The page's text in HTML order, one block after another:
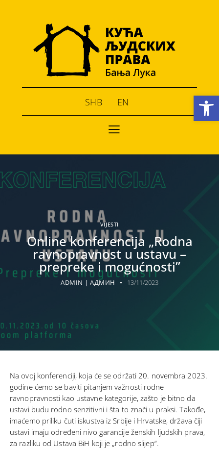
Open toolbar
SHB EN
VIJESTI
Online konferencija „Rodna
ravnopravnost u ustavu –
prepreke i mogućnosti”
ADMIN | АДМИН 13/11/2023
Na ovoj konferenciji, koja će se održati 20. novembra 2023.
godine ćemo se baviti pitanjem važnosti rodne
ravnopravnosti kao ustavne kategorije, zašto je bitno da
ustavi budu rodno senzitivni i šta to znači u praksi. Takođe,
imaćemo priliku čuti iskustva iz Srbije i Hrvatske, država čiji
ustavi imaju određeni nivo garancije ženskih ljudskih prava,
za razliku od Ustava BiH koji je „rodno slijep”.